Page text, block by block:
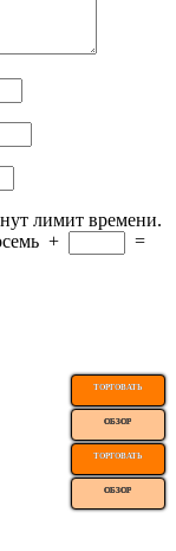
лимит времени.
+
=
ТОРГОВАТЬ
ОБЗОР
ТОРГОВАТЬ
ОБЗОР